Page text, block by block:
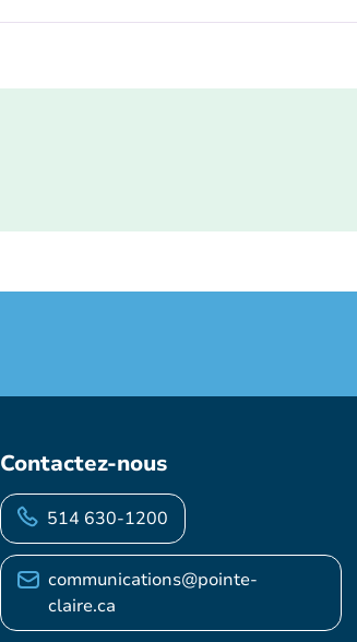
Contactez-nous
514 630-1200
communications@pointe-
claire.ca